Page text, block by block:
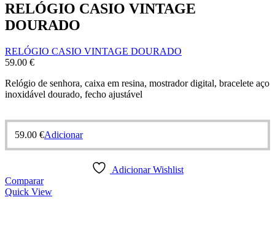
RELÓGIO CASIO VINTAGE
DOURADO
RELÓGIO CASIO VINTAGE DOURADO
59.00 €
Relógio de senhora, caixa em resina, mostrador digital, bracelete aço
inoxidável dourado, fecho ajustável
59.00 €Adicionar
Adicionar Wishlist
Comparar
Quick View